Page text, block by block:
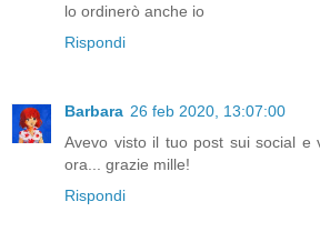
lo ordinerò anche io
Rispondi
Barbara 26 feb 2020, 13:07:00
Avevo visto il tuo post sui social e
ora... grazie mille!
Rispondi